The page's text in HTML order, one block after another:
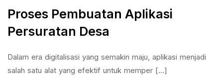
Proses Pembuatan Aplikasi
Persuratan Desa
Dalam era digitalisasi yang semakin maju, aplikasi menjadi
salah satu alat yang efektif untuk memper [...]